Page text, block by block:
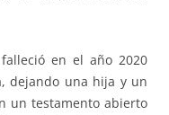
en el año 2020
dejando una hija y un
un testamento abierto